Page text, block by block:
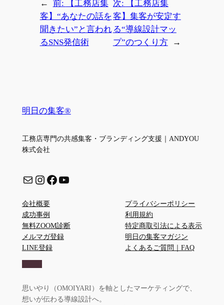
← 前:
【工務店集
客】“あなたの話を
聞きたい”と言われ
るSNS発信術
次:
【工務店集
客】集客が安定す
る“導線設計マッ
プ”のつくり方
→
明日の集客®
工務店専門の共感集客・ブランディング支援｜ANDYOU
株式会社
メール Instagram Facebook YouTube
会社概要
成功事例
無料ZOOM診断
メルマガ登録
LINE登録
プライバシーポリシー
利用規約
特定商取引法による表示
明日の集客マガジン
よくあるご質問｜FAQ
思いやり（OMOIYARI）を軸としたマーケティングで、
想いが伝わる導線設計へ。